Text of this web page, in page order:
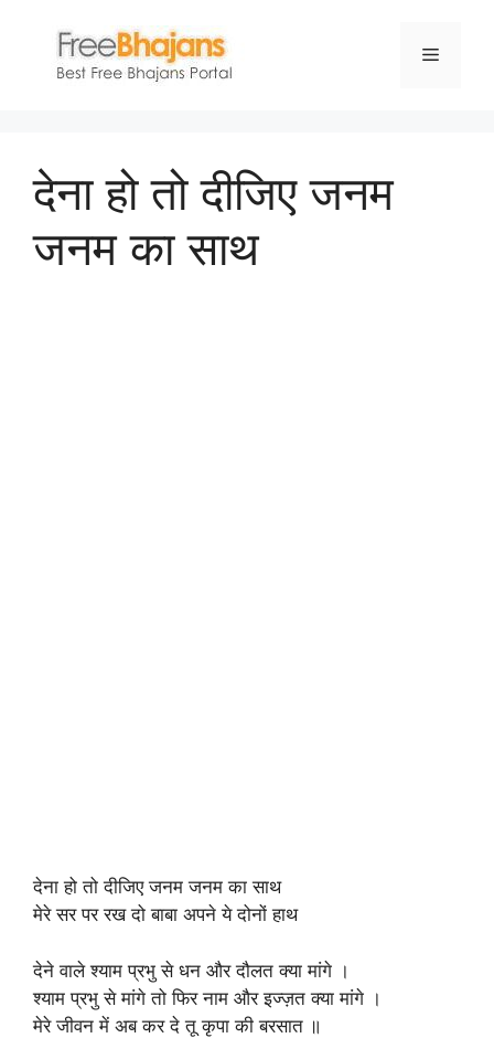
content
Menu
देना हो तो दीजिए जनम
जनम का साथ
देना हो तो दीजिए जनम जनम का साथ
मेरे सर पर रख दो बाबा अपने ये दोनों हाथ
देने वाले श्याम प्रभु से धन और दौलत क्या मांगे ।
श्याम प्रभु से मांगे तो फिर नाम और इज्ज़त क्या मांगे ।
मेरे जीवन में अब कर दे तू कृपा की बरसात ॥